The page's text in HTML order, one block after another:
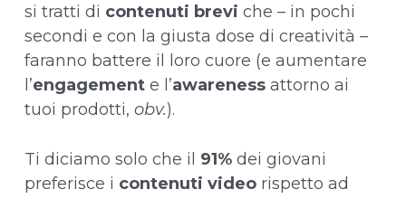
si tratti di contenuti brevi che – in pochi
secondi e con la giusta dose di creatività –
faranno battere il loro cuore (e aumentare
l’engagement e l’awareness attorno ai
tuoi prodotti,obv.).
Ti diciamo solo che il 91% dei giovani
preferisce i contenuti video rispetto ad